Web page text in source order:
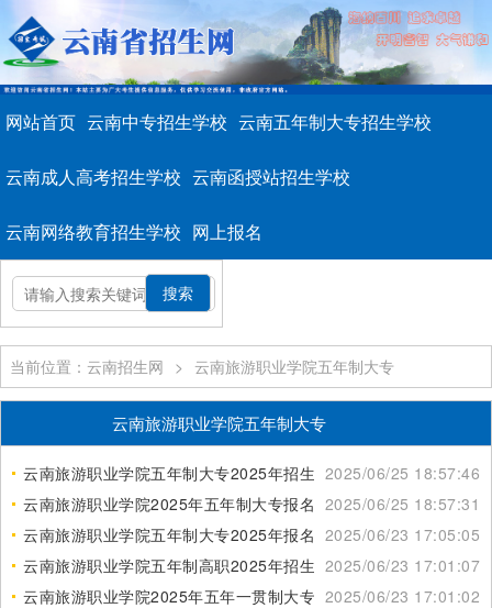
网站首页 云南中专招生学校 云南五年制大专招生学校
云南成人高考招生学校 云南函授站招生学校
云南网络教育招生学校 网上报名
当前位置：云南招生网 > 云南旅游职业学院五年制大专
云南旅游职业学院五年制大专
云南旅游职业学院五年制大专2025年招生简章2025/06/25 18:57:46
云南旅游职业学院2025年五年制大专报名时间2025/06/25 18:57:31
云南旅游职业学院五年制大专2025年报名要求2025/06/23 17:05:05
云南旅游职业学院五年制高职2025年招生计划2025/06/23 17:01:07
云南旅游职业学院2025年五年一贯制大专报名电话2025/06/23 17:01:02